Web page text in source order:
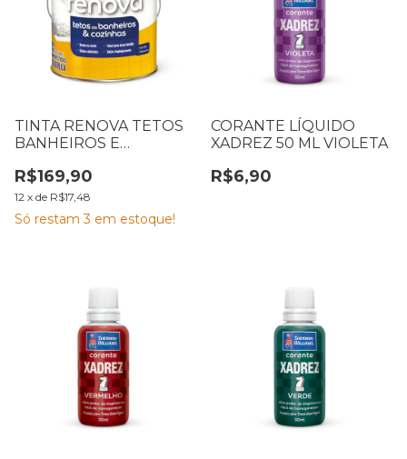
TINTA RENOVA TETOS
BANHEIROS E
L CORAL
R$169,90
12 x de R$17,48
Só restam3 em estoque!
CORANTE LÍQUIDO
XADREZ 50 ML VIOLETA
R$6,90